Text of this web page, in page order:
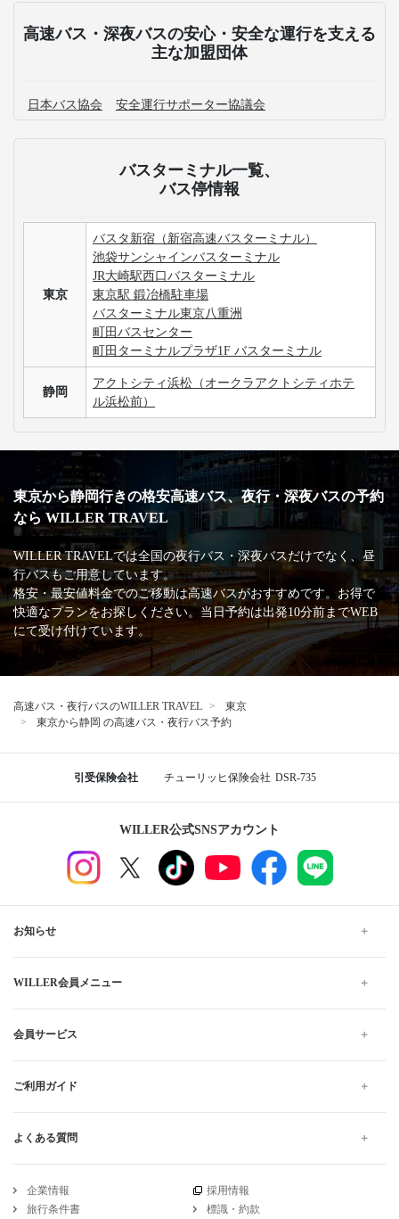
高速バス・深夜バスの安心・安全な運行を支える
主な加盟団体
日本バス協会 安全運行サポーター協議会
バスターミナル一覧、
バス停情報
東京
バスタ新宿（新宿高速バスターミナル）
池袋サンシャインバスターミナル
JR大崎駅西口バスターミナル
東京駅 鍛冶橋駐車場
バスターミナル東京八重洲
町田バスセンター
町田ターミナルプラザ1F バスターミナル
静岡
アクトシティ浜松（オークラアクトシティホテ
ル浜松前）
東京から静岡行きの格安高速バス、夜行・深夜バスの予約
なら WILLER TRAVEL
WILLER TRAVELでは全国の夜行バス・深夜バスだけでなく、昼
行バスもご用意しています。
格安・最安値料金でのご移動は高速バスがおすすめです。お得で
快適なプランをお探しください。当日予約は出発10分前までWEB
にて受け付けています。
高速バス・夜行バスのWILLER TRAVEL
東京
東京から静岡 の高速バス・夜行バス予約
引受保険会社 チューリッヒ保険会社 DSR-735
WILLER公式SNSアカウント
お知らせ
WILLER会員メニュー
会員サービス
ご利用ガイド
よくある質問
企業情報
採用情報
旅行条件書
標識・約款